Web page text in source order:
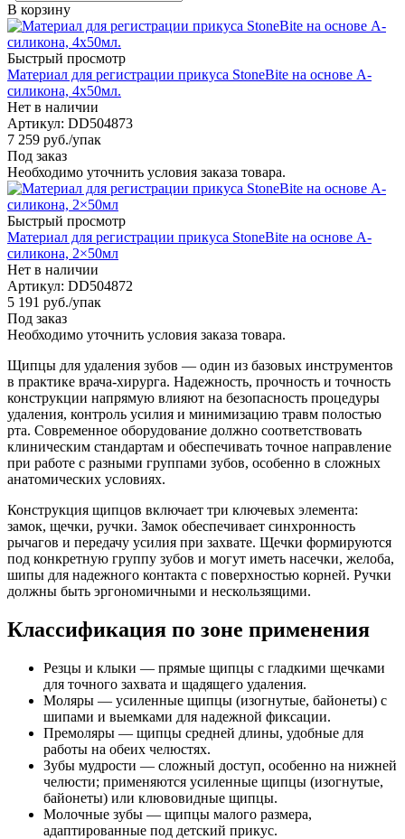
В корзину
Быстрый просмотр
Материал для регистрации прикуса StoneBite на основе А-
силикона, 4x50мл.
Нет в наличии
Артикул: DD504873
7 259 руб./упак
Под заказ
Необходимо уточнить условия заказа товара.
Быстрый просмотр
Материал для регистрации прикуса StoneBite на основе А-
силикона, 2×50мл
Нет в наличии
Артикул: DD504872
5 191 руб./упак
Под заказ
Необходимо уточнить условия заказа товара.
Щипцы для удаления зубов — один из базовых инструментов
в практике врача-хирурга. Надежность, прочность и точность
конструкции напрямую влияют на безопасность процедуры
удаления, контроль усилия и минимизацию травм полостью
рта. Современное оборудование должно соответствовать
клиническим стандартам и обеспечивать точное направление
при работе с разными группами зубов, особенно в сложных
анатомических условиях.
Конструкция щипцов включает три ключевых элемента:
замок, щечки, ручки. Замок обеспечивает синхронность
рычагов и передачу усилия при захвате. Щечки формируются
под конкретную группу зубов и могут иметь насечки, желоба,
шипы для надежного контакта с поверхностью корней. Ручки
должны быть эргономичными и нескользящими.
Классификация по зоне применения
Резцы и клыки — прямые щипцы с гладкими щечками
для точного захвата и щадящего удаления.
Моляры — усиленные щипцы (изогнутые, байонеты) с
шипами и выемками для надежной фиксации.
Премоляры — щипцы средней длины, удобные для
работы на обеих челюстях.
Зубы мудрости — сложный доступ, особенно на нижней
челюсти; применяются усиленные щипцы (изогнутые,
байонеты) или клювовидные щипцы.
Молочные зубы — щипцы малого размера,
адаптированные под детский прикус.